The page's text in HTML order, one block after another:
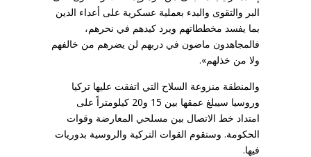
البر والتقوى والبدء بعملية عسكرية على أعداء الدين
بما يفسد مخططاتهم ويرد كيدهم في نحرهم،
فالمجاهدون ماضون في دربهم لن يضرهم من خالفهم
ولا من خذلهم».
والمنطقة منزوعة السلاح التي اتفقت عليها تركيا
وروسيا سيبلغ عمقها بين 15 و20 كيلومتراً على
امتداد خط الاتصال بين مسلحي المعارضة وقوات
الحكومة. وستقوم القوات التركية والروسية بدوريات
فيها.